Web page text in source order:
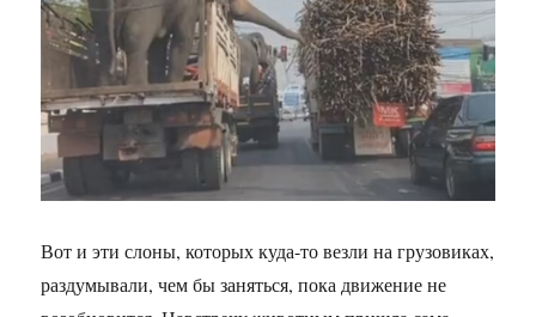
Вот и эти слоны, которых куда-то везли на грузовиках,
раздумывали, чем бы заняться, пока движение не